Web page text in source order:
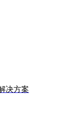
决方案